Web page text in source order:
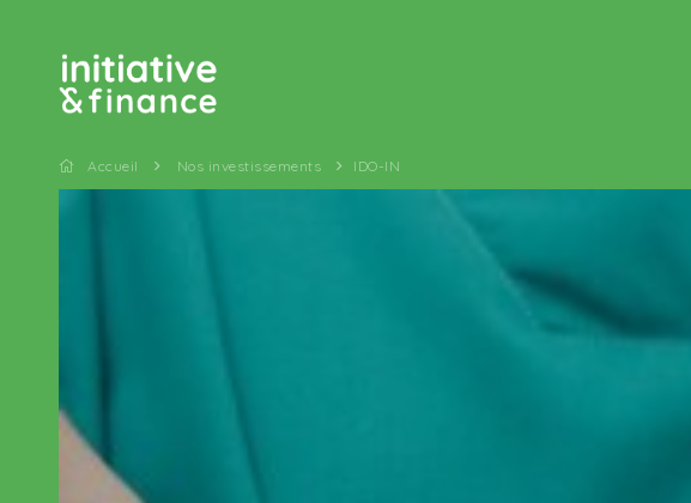
Accueil Nos investissements IDO-IN